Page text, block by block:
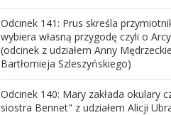
Odcinek 141: Prus skreśla
wybiera własną przygodę czyli o
(odcinek z udziałem Anny
Bartłomieja Szleszyńskiego)
Odcinek 140: Mary zakłada okulary
siostra Bennet" z udziałem Alicji